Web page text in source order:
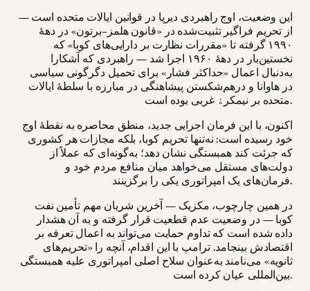
این وضعیت، اوج راهبردی دیرپا در قوانین ایالات متحده است —
از تحریم فراگیر تثبیت‌شده در «قانون هلمز–برتون» در دههٔ
۱۹۹۰ گرفته تا «مقررات نظارت بر دارایی‌های کوبا» که
نخستین‌بار در دههٔ ۱۹۶۰ اجرا شد — راهبردی که آشکارا
به‌دنبال اعمال «حداکثر فشار» برای تحمیل دگرگونی سیاسی
در هاوانا و درهم‌شکستن پیشاهنگی در مبارزه با سلطهٔ ایالات
متحده بر نیمکرﮤ غربی بوده است.
اکنون، با این فرمان اجرایی جدید، منطق محاصره به نقطهٔ اوج
خود رسیده است: نه‌تنها تحریم کوبا، بلکه مجازات هر کشوری
که جرئت کند همبستگی نشان دهد؛ به‌گونه‌ای که عملاً از
دولت‌های مستقل می‌خواهد میان منافع مردم خود و
فرمان‌های یک امپراتوری یکی را برگزینند.
در همین چارچوب، مکزیک — آخرین شریان مهم تأمین نفت
کوبا — در وضعیت عدم قطعیت قرار گرفته و به آن هشدار
داده شده است که تداوم حمایت می‌تواند به اعمال تعرفه بر
اقتصادش بینجامد. ترامپ با این اقدام، آنچه را «تحریم‌های
ثانویه» می‌نامند به‌عنوان سلاح اصلی امپراتوری علیه همبستگی
بین‌المللی عیان کرده است.